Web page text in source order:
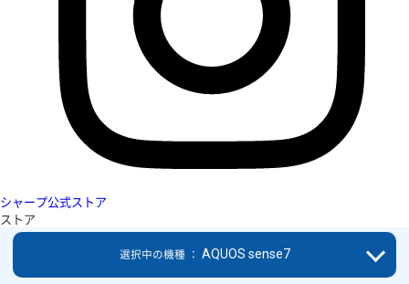
シャープ公式ストア
ストア
選択中の機種 ： AQUOS sense7